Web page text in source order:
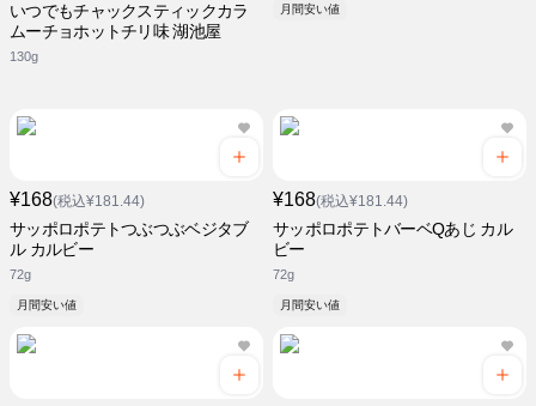
いつでもチャックスティックカラ
ムーチョホットチリ味 湖池屋
130g
月間安い値
¥168(税込¥181.44)
サッポロポテトつぶつぶベジタブ
ル カルビー
72g
月間安い値
¥168(税込¥181.44)
サッポロポテトバーベQあじ カル
ビー
72g
月間安い値